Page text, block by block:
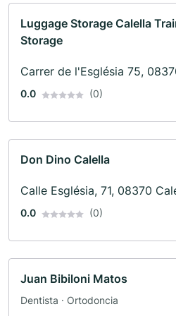
Luggage Storage Calella
Storage
Carrer de l'Església 75,
0.0 (0)
Don Dino Calella
Calle Església, 71, 08370
0.0 (0)
Juan Bibiloni Matos
Dentista · Ortodoncia